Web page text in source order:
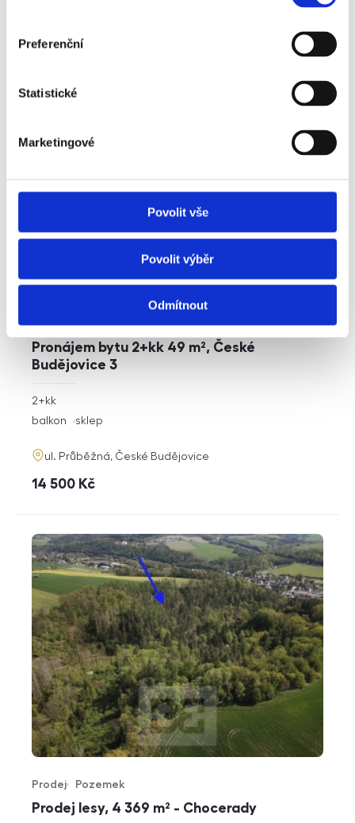
Preferenční
Statistické
Marketingové
Povolit vše
Povolit výběr
Odmítnout
Pronájem bytu 2+kk 49 m², České
Budějovice 3
Pronájem Byt
rozměry
dispozice
2+kk
funkce
balkon sklep
adresa
ul. Průběžná, České Budějovice
cena
14 500 Kč
Prodej lesy, 4 369 m² - Chocerady
Typ nabídky
Prodej
Typ nemovitosti
Pozemek